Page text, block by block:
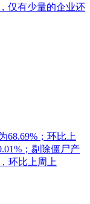
仅有少量的企业还
68.69%；环比上
；剔除僵尸产
环比上周上